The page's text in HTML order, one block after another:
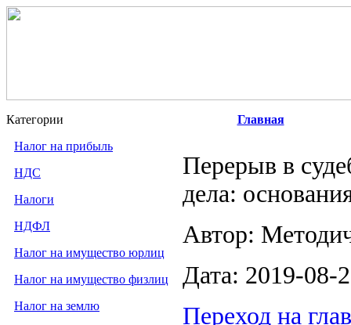
Категории
Налог на прибыль
НДС
Налоги
НДФЛ
Налог на имущество юрлиц
Налог на имущество физлиц
Налог на землю
Главная
Перерыв в
дела:
Автор:
Дата: 2019-08-
Переход на